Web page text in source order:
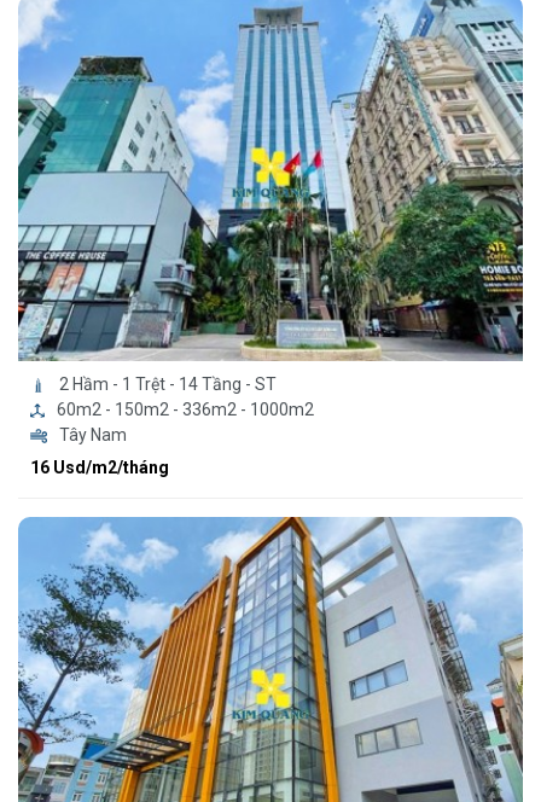
2 Hầm - 1 Trệt - 14 Tầng - ST
60m2 - 150m2 - 336m2 - 1000m2
Tây Nam
16 Usd/m2/tháng